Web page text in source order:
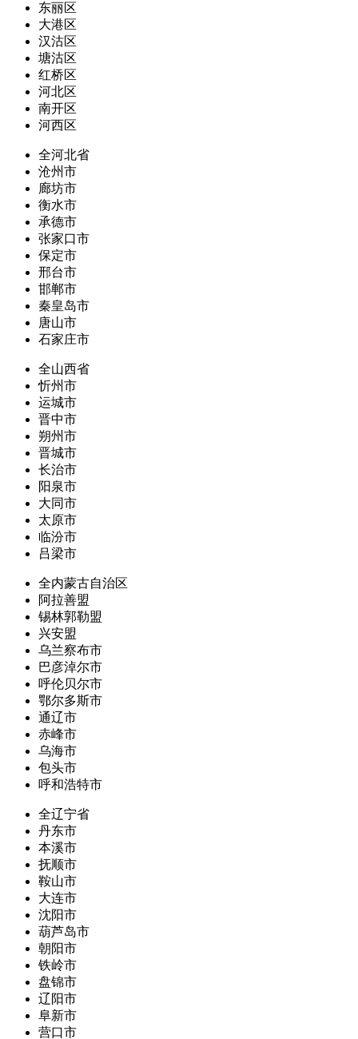
东丽区
大港区
汉沽区
塘沽区
红桥区
河北区
南开区
河西区
全河北省
沧州市
廊坊市
衡水市
承德市
张家口市
保定市
邢台市
邯郸市
秦皇岛市
唐山市
石家庄市
全山西省
忻州市
运城市
晋中市
朔州市
晋城市
长治市
阳泉市
大同市
太原市
临汾市
吕梁市
全内蒙古自治区
阿拉善盟
锡林郭勒盟
兴安盟
乌兰察布市
巴彦淖尔市
呼伦贝尔市
鄂尔多斯市
通辽市
赤峰市
乌海市
包头市
呼和浩特市
全辽宁省
丹东市
本溪市
抚顺市
鞍山市
大连市
沈阳市
葫芦岛市
朝阳市
铁岭市
盘锦市
辽阳市
阜新市
营口市